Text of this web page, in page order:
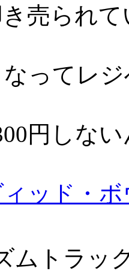
き売られ
ってレ
円しな
ッド・
ムトラッ